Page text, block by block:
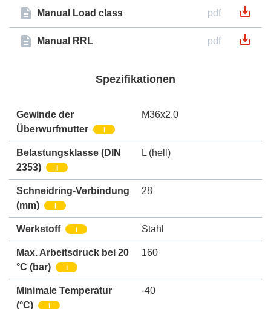
Manual Load class pdf
Manual RRL pdf
Spezifikationen
Gewinde der
Überwurfmutter
i
M36x2,0
Belastungsklasse (DIN
2353)
i
L (hell)
Schneidring-Verbindung
(mm)
i
28
Werkstoff i Stahl
Max. Arbeitsdruck bei 20
°C (bar)
i
160
Minimale Temperatur
(°C)
i
-40